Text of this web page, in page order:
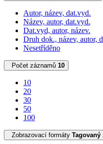
Autor, název, dat.vyd.
Název, autor, dat.vyd.
Dat.vyd, autor, název.
Druh dok., název, autor,
Nesetříděno
Počet záznamů 10
10
20
30
50
100
Zobrazovací formáty Tagovaný